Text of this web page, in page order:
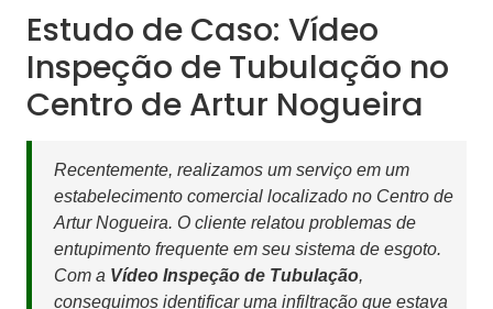
Estudo de Caso: Vídeo
Inspeção de Tubulação no
Centro de Artur Nogueira
Recentemente, realizamos um serviço em um
estabelecimento comercial localizado no Centro de
Artur Nogueira. O cliente relatou problemas de
entupimento frequente em seu sistema de esgoto.
Com a Vídeo Inspeção de Tubulação,
conseguimos identificar uma infiltração que estava